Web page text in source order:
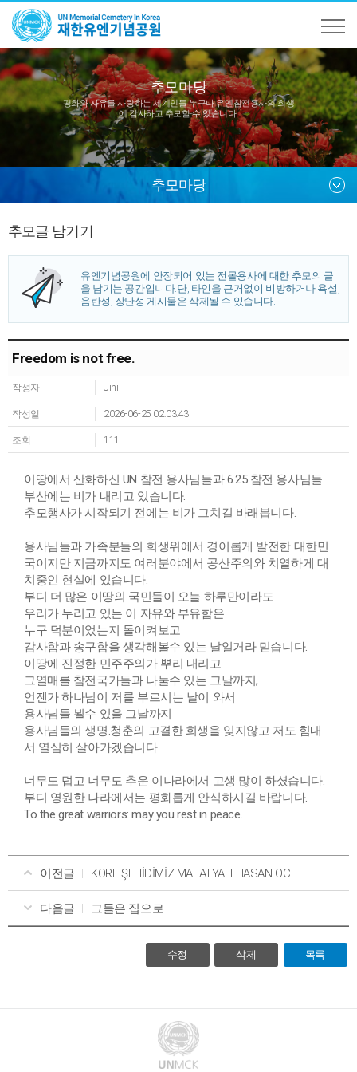
추모마당
평화와 자유를 사랑하는 세계인들 누구나유엔참전용사의 희생
에 감사하고 추모할 수 있습니다.
추모마당
추모글 남기기
유엔기념공원에 안장되어 있는 전몰용사에 대한 추모의 글
을 남기는 공간입니다.단, 타인을 근거없이 비방하거나 욕설,
음란성, 장난성 게시물은 삭제될 수 있습니다.
Freedom is not free.
작성자 Jini
작성일 2026-06-25 02:03:43
조회 111
이땅에서 산화하신 UN 참전 용사님들과 6.25 참전 용사님들.
부산에는 비가 내리고 있습니다.
추모행사가 시작되기 전에는 비가 그치길 바래봅니다.
용사님들과 가족분들의 희생위에서 경이롭게 발전한 대한민
국이지만 지금까지도 여러분야에서 공산주의와 치열하게 대
치중인 현실에 있습니다.
부디 더 많은 이땅의 국민들이 오늘 하루만이라도
우리가 누리고 있는 이 자유와 부유함은
누구 덕분이었는지 돌이켜보고
감사함과 송구함을 생각해볼수 있는 날일거라 믿습니다.
이땅에 진정한 민주주의가 뿌리 내리고
그열매를 참전국가들과 나눌수 있는 그날까지,
언젠가 하나님이 저를 부르시는 날이 와서
용사님들 뵐수 있을 그날까지
용사님들의 생명.청춘의 고결한 희생을 잊지않고 저도 힘내
서 열심히 살아가겠습니다.
너무도 덥고 너무도 추운 이나라에서 고생 많이 하셨습니다.
부디 영원한 나라에서는 평화롭게 안식하시길 바랍니다.
To the great warriors: may you rest in peace.
이전글 KORE ŞEHİDİMİZ MALATYALI HASAN OCAL
다음글 그들은 집으로
수정 삭제 목록